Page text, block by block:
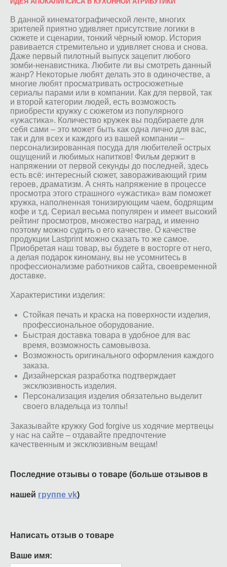
В данной кинематографической ленте, многих
зрителей приятно удивляет присутствие логики в
сюжете и сценарии, тонкий чёрный юмор. История
равивается стремительно и удивляет снова и снова.
Даже первый пилотный выпуск зацепит любого
зомби-ненавистника. Любите ли вы смотреть данный
жанр? Некоторые любят делать это в одиночестве, а
многие любят просматривать остросюжетные
сериалы парами или в компании. Как для первой, так
и второй категории людей, есть возможость
приобрести кружку с сюжетом из популярного
«ужастика». Количество кружек вы подбираете для
себя сами – это может быть как одна лично для вас,
так и для всех и каждого из вашей компании –
персонализированная посуда для любителей острых
ощущений и любимых напитков! Фильм держит в
напряжении от первой секунды до последней, здесь
есть всё: интересный сюжет, завораживающий грим
героев, драматизм. А снять напряжение в процессе
просмотра этого страшного «ужастика» вам поможет
кружка, наполненная тонизирующим чаем, бодрящим
кофе и т.д. Сериал весьма популярен и имеет высокий
рейтинг просмотров, множество наград, и именно
поэтому можно судить о его качестве. О качестве
продукции Lastprint можно сказать то же самое.
Приобретая наш товар, вы будете в восторге от него,
а делая подарок киноману, вы не усомнитесь в
профессионализме работников сайта, своевременной
доставке.
Характеристики изделия:
Стойкая печать и краска на поверхности изделия,
профессиональное оборудование.
Быстрая доставка товара в удобное для вас
время, возможность самовывоза.
Возможность оригинального оформления каждого
заказа.
Дизайнерская разработка подтверждает
эксклюзивность изделия.
Персонализация изделия обязательно выделит
своего владельца из толпы!
Заказывайте кружку God forgive us ходячие мертвецы
у нас на сайте – отдавайте предпочтение
качественным и эксклюзивным вещам!
Последние отзывы о товаре (больше отзывов в
нашей группе vk)
Написать отзыв о товаре
Ваше имя: